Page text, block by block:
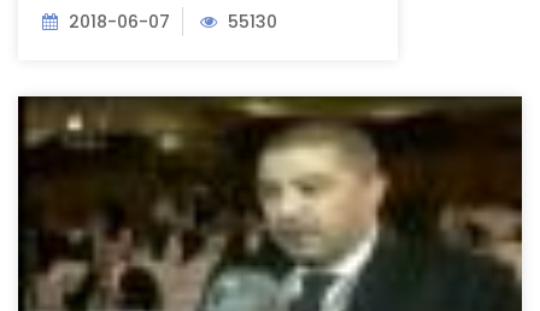
2018-06-07 55130